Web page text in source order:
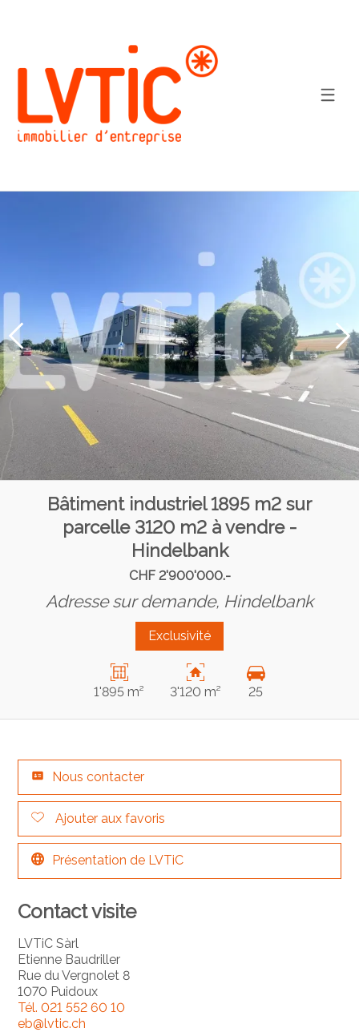
Bâtiment industriel 1895 m2 sur
parcelle 3120 m2 à vendre -
Hindelbank
CHF 2'900'000.-
Adresse sur demande, Hindelbank
Exclusivité
1'895 m² 3'120 m² 25
Nous contacter
Ajouter aux favoris
Présentation de LVTiC
Contact visite
LVTiC Sàrl
Etienne Baudriller
Rue du Vergnolet 8
1070 Puidoux
Tél.021 552 60 10
eb@lvtic.ch